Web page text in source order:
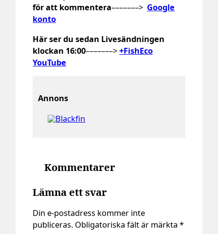
för att kommentera–––––––> Google
konto
Här ser du sedan Livesändningen
klockan 16:00–––––––>+FishEco
YouTube
Annons
Kommentarer
Lämna ett svar
Din e-postadress kommer inte
publiceras. Obligatoriska fält är märkta*